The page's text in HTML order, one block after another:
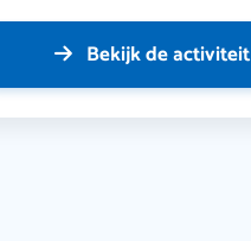
Bekijk de activiteit